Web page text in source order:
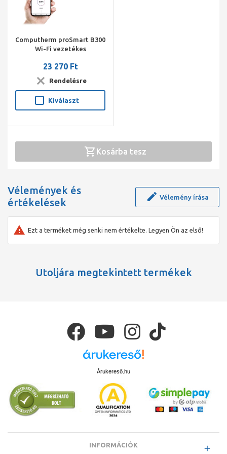
Computherm proSmart B300
Wi-Fi vezetékes
hőérzékelővel
23 270 Ft
Rendelésre
Kiválaszt
Kosárba tesz
Vélemények és
értékelések
Vélemény írása
Ezt a terméket még senki nem értékelte. Legyen Ön az első!
Utoljára megtekintett termékek
Árukereső.hu
INFORMÁCIÓK